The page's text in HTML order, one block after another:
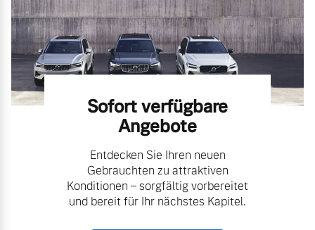
Sofort verfügbare
Angebote
Entdecken Sie Ihren neuen
Gebrauchten zu attraktiven
Konditionen – sorgfältig vorbereitet
und bereit für Ihr nächstes Kapitel.